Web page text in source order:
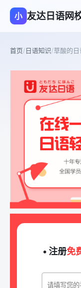
小 友达日语网
首页/日语知识/草酸的日
• 注册免